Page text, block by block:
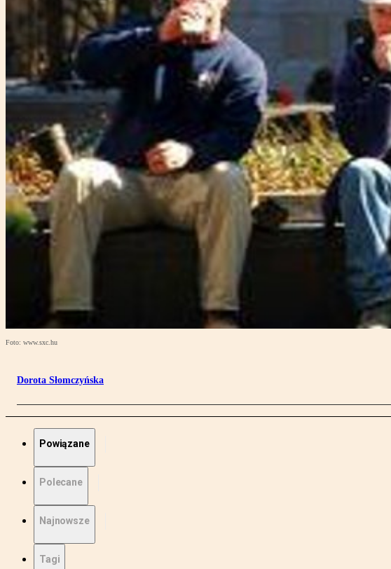
Foto: www.sxc.hu
Dorota Słomczyńska
Powiązane
Polecane
Najnowsze
Tagi